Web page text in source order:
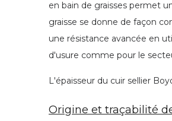
en bain de graisses permet
graisse se donne de façon
une résistance avancée en
d'usure comme pour le
L'épaisseur du cuir sellier
Origine et traçabilité